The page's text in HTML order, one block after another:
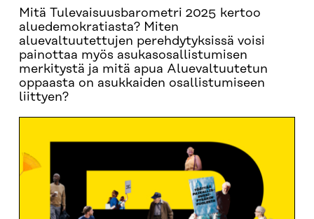
Mitä Tulevaisuusbarometri 2025 kertoo
aluedemokratiasta? Miten
aluevaltuutettujen perehdytyksissä voisi
painottaa myös asukasosallistumisen
merkitystä ja mitä apua Aluevaltuutetun
oppaasta on asukkaiden osallistumiseen
liittyen?